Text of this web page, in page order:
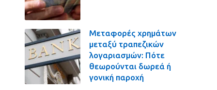
Μεταφορές χρημάτων
μεταξύ τραπεζικών
λογαριασμών: Πότε
θεωρούνται δωρεά ή
γονική παροχή